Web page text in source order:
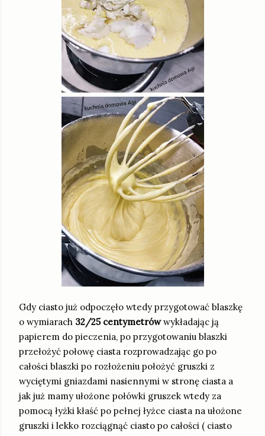
Gdy ciasto już odpoczęło wtedy przygotować blaszkę
o wymiarach 32/25 centymetrówwykładając ją
papierem do pieczenia, po przygotowaniu blaszki
przełożyć połowę ciasta rozprowadzając go po
całości blaszki po rozłożeniu położyć gruszki z
wyciętymi gniazdami nasiennymi w stronę ciasta a
jak już mamy ułożone połówki gruszek wtedy za
pomocą łyżki kłaść po pełnej łyżce ciasta na ułożone
gruszki i lekko rozciągnąć ciasto po całości ( ciasto